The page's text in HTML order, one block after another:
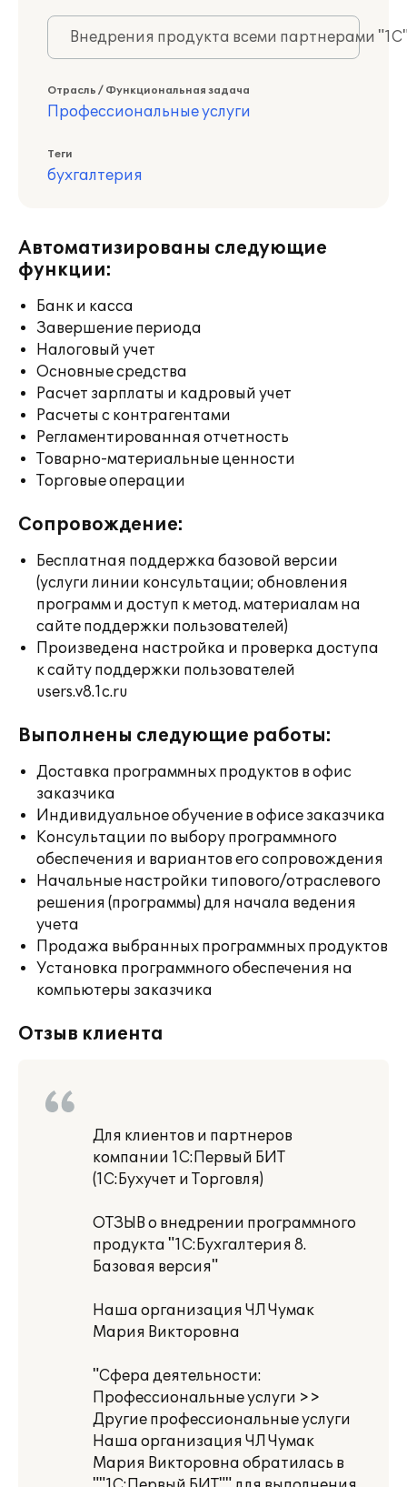
Внедрения продукта всеми партнерами
Отрасль / Функциональная задача
Профессиональные услуги
Теги
бухгалтерия
Автоматизированы следующие
функции:
Банк и касса
Завершение периода
Налоговый учет
Основные средства
Расчет зарплаты и кадровый учет
Расчеты с контрагентами
Регламентированная отчетность
Товарно-материальные ценности
Торговые операции
Сопровождение:
Бесплатная поддержка базовой версии
(услуги линии консультации; обновления
программ и доступ к метод. материалам на
сайте поддержки пользователей)
Произведена настройка и проверка доступа
к сайту поддержки пользователей
users.v8.1c.ru
Выполнены следующие работы:
Доставка программных продуктов в офис
заказчика
Индивидуальное обучение в офисе заказчика
Консультации по выбору программного
обеспечения и вариантов его сопровождения
Начальные настройки типового/отраслевого
решения (программы) для начала ведения
учета
Продажа выбранных программных продуктов
Установка программного обеспечения на
компьютеры заказчика
Отзыв клиента
Для клиентов и партнеров
компании 1С:Первый БИТ
(1С:Бухучет и Торговля)
ОТЗЫВ о внедрении программного
продукта "1С:Бухгалтерия 8.
Базовая версия"
Наша организация ЧЛ Чумак
Мария Викторовна
"Сфера деятельности:
Профессиональные услуги >>
Другие профессиональные услуги
Наша организация ЧЛ Чумак
Мария Викторовна обратилась в